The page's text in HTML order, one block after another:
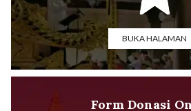
BUKA HALAMAN
Form Donasi